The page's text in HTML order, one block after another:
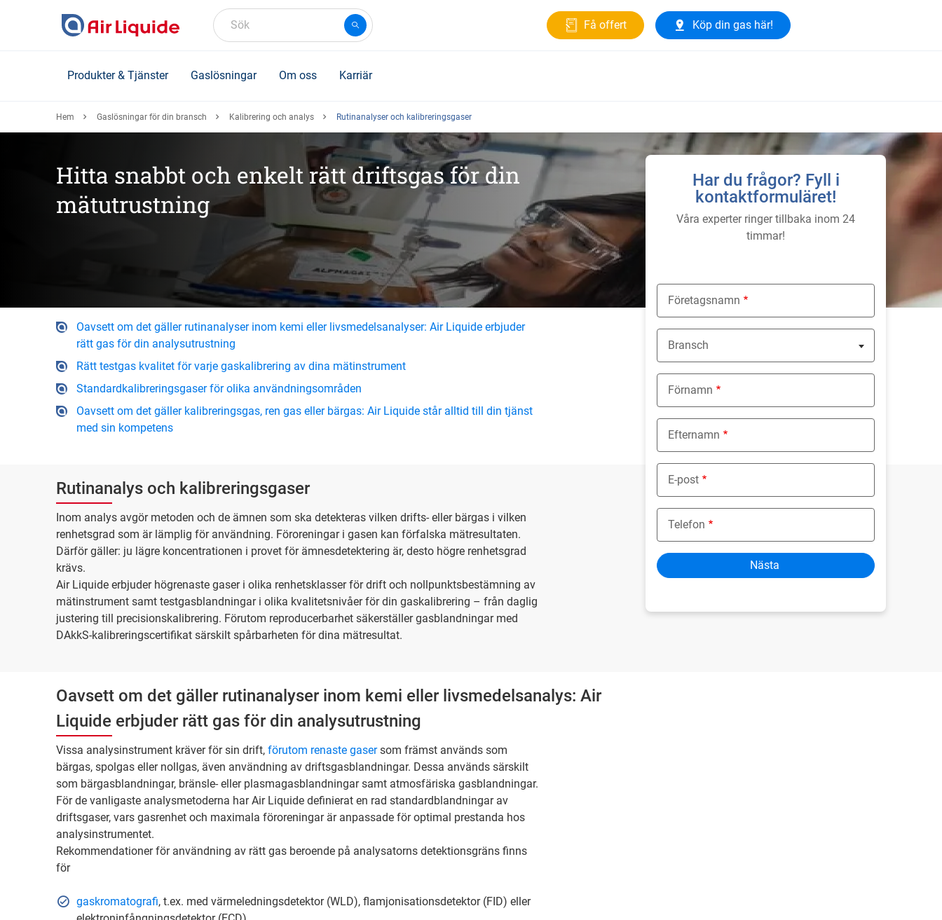
Sök Få offert Köp din gas här!
Produkter & Tjänster Gaslösningar Om oss Karriär
Hem Gaslösningar för din bransch Kalibrering och analys Rutinanalyser och kalibreringsgaser
Hitta snabbt och enkelt rätt driftsgas för din
mätutrustning
Oavsett om det gäller rutinanalyser inom kemi eller livsmedelsanalyser: Air Liquide erbjuder
rätt gas för din analysutrustning
Rätt testgas kvalitet för varje gaskalibrering av dina mätinstrument
Standardkalibreringsgaser för olika användningsområden
Oavsett om det gäller kalibreringsgas, ren gas eller bärgas: Air Liquide står alltid till din tjänst
med sin kompetens
Rutinanalys och kalibreringsgaser
Inom analys avgör metoden och de ämnen som ska detekteras vilken drifts- eller bärgas i vilken
renhetsgrad som är lämplig för användning. Föroreningar i gasen kan förfalska mätresultaten.
Därför gäller: ju lägre koncentrationen i provet för ämnesdetektering är, desto högre renhetsgrad
krävs.
Air Liquide erbjuder högrenaste gaser i olika renhetsklasser för drift och nollpunktsbestämning av
mätinstrument samt testgasblandningar i olika kvalitetsnivåer för din gaskalibrering – från daglig
justering till precisionskalibrering. Förutom reproducerbarhet säkerställer gasblandningar med
DAkkS-kalibreringscertifikat särskilt spårbarheten för dina mätresultat.
Oavsett om det gäller rutinanalyser inom kemi eller livsmedelsanalys: Air
Liquide erbjuder rätt gas för din analysutrustning
Vissa analysinstrument kräver för sin drift, förutom renaste gasersom främst används som
bärgas, spolgas eller nollgas, även användning av driftsgasblandningar. Dessa används särskilt
som bärgasblandningar, bränsle- eller plasmagasblandningar samt atmosfäriska gasblandningar.
För de vanligaste analysmetoderna har Air Liquide definierat en rad standardblandningar av
driftsgaser, vars gasrenhet och maximala föroreningar är anpassade för optimal prestanda hos
analysinstrumentet.
Rekommendationer för användning av rätt gas beroende på analysatorns detektionsgräns finns
för
gaskromatografi, t.ex. med värmeledningsdetektor (WLD), flamjonisationsdetektor (FID) eller
Har du frågor? Fyll i
kontaktformuläret!
Våra experter ringer tillbaka inom 24
timmar!
Företagsnamn
Bransch
Nothing selected
Förnamn
Efternamn
E-post
Telefon